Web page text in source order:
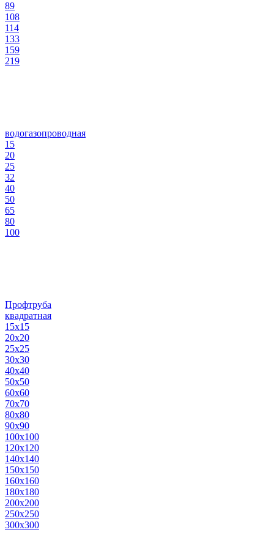
89
108
114
133
159
219
водогазопроводная
15
20
25
32
40
50
65
80
100
Профтруба
квадратная
15х15
20х20
25х25
30х30
40х40
50х50
60х60
70х70
80х80
90х90
100х100
120х120
140х140
150х150
160х160
180х180
200х200
250х250
300х300